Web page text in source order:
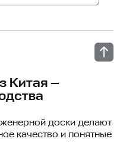
Китая —
доски делают
качество и понятные